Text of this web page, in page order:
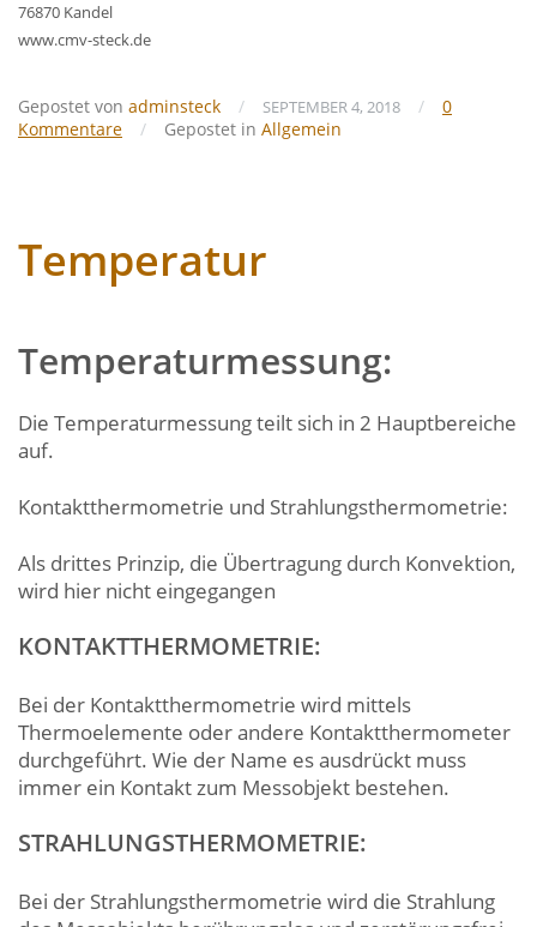
76870 Kandel
www.cmv-steck.de
Gepostet von adminsteck / SEPTEMBER 4, 2018 /
0
Kommentare
/ Gepostet in Allgemein
Temperatur
Temperaturmessung:
Die Temperaturmessung teilt sich in 2 Hauptbereiche
auf.
Kontaktthermometrie und Strahlungsthermometrie:
Als drittes Prinzip, die Übertragung durch Konvektion,
wird hier nicht eingegangen
KONTAKTTHERMOMETRIE:
Bei der Kontaktthermometrie wird mittels
Thermoelemente oder andere Kontaktthermometer
durchgeführt. Wie der Name es ausdrückt muss
immer ein Kontakt zum Messobjekt bestehen.
STRAHLUNGSTHERMOMETRIE:
Bei der Strahlungsthermometrie wird die Strahlung